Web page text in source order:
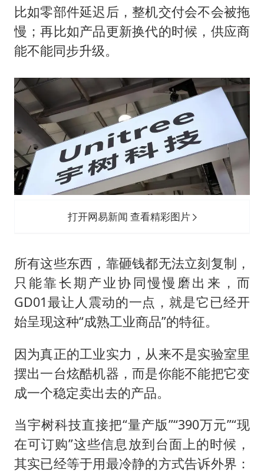
比如零部件延迟后，整机交付会不会被拖
慢；再比如产品更新换代的时候，供应商
能不能同步升级。
打开网易新闻 查看精彩图片
所有这些东西，靠砸钱都无法立刻复制，
只能靠长期产业协同慢慢磨出来，而
GD01最让人震动的一点，就是它已经开
始呈现这种“成熟工业商品”的特征。
因为真正的工业实力，从来不是实验室里
摆出一台炫酷机器，而是你能不能把它变
成一个稳定卖出去的产品。
当宇树科技直接把“量产版”“390万元”“现
在可订购”这些信息放到台面上的时候，
其实已经等于用最冷静的方式告诉外界：